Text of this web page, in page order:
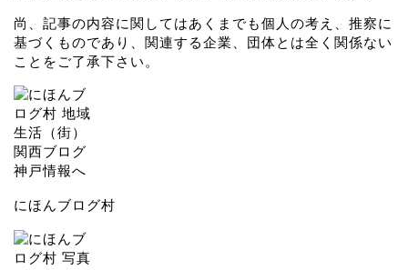
尚、記事の内容に関してはあくまでも個人の考え、推察に
基づくものであり、関連する企業、団体とは全く関係ない
ことをご了承下さい。
にほんブログ村